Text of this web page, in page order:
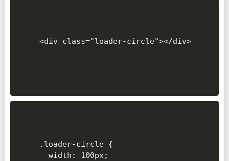
.loader-circle {
  width: 100px;